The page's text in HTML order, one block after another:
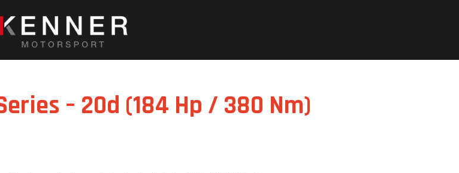
– 20d (184 Hp / 380 Nm)